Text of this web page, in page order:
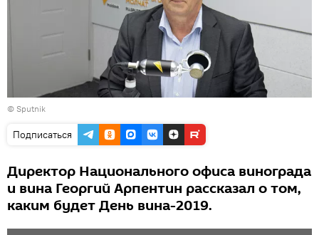
© Sputnik
Подписаться
Директор Национального офиса винограда
и вина Георгий Арпентин рассказал о том,
каким будет День вина-2019.